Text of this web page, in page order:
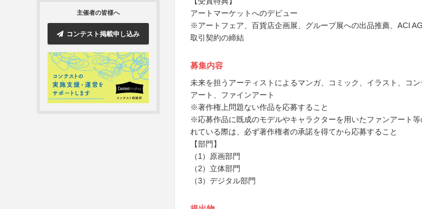
主催者の皆様へ
コンテスト掲載申し込み
アートマーケットへのデビュー
※アートフェア、百貨店企画展、グループ展への出品推薦、ACI
取引契約の締結
募集内容
未来を担うアーティストによるマンガ、コミック、イラスト、コ
アート、ファインアート
※著作権上問題ない作品を応募すること
※応募作品に既成のモデルやキャラクターを用いたファンアート等
れている際は、必ず著作権者の承諾を得てから応募すること
【部門】
（1）原画部門
（2）立体部門
（3）デジタル部門